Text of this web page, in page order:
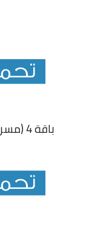
باقة 4 (مسرحيات باللغة الفرنسية)